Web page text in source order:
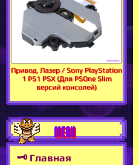
Привод, Лазер / Sony PlayStation
1 PS1 PSX (Для PSOne Slim
версий консолей)
MENU
🗝 Главная